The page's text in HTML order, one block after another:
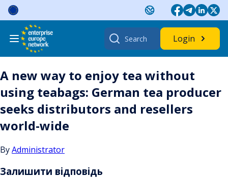
Skip
content
Search
for:
Login
A new way to enjoy tea without
using teabags: German tea producer
seeks distributors and resellers
world-wide
ByAdministrator
Залишити відповідь